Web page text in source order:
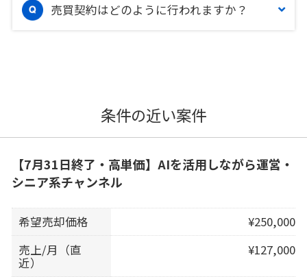
売買契約はどのように行われますか？
条件の近い案件
【7月31日終了・高単価】AIを活用しながら運営・
シニア系チャンネル
希望売却価格
¥250,000
売上/月（直
近）
¥127,000